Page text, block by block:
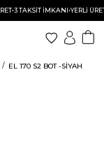
•3 TAKSİT İMKANI•YERLİ ÜRETİM
EL 170 S2 BOT -SİYAH